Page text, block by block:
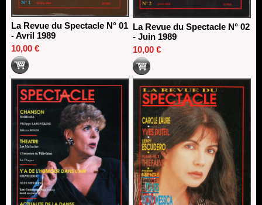
La Revue du Spectacle N° 01
- Avril 1989
10,00 €
La Revue du Spectacle N° 02
- Juin 1989
10,00 €